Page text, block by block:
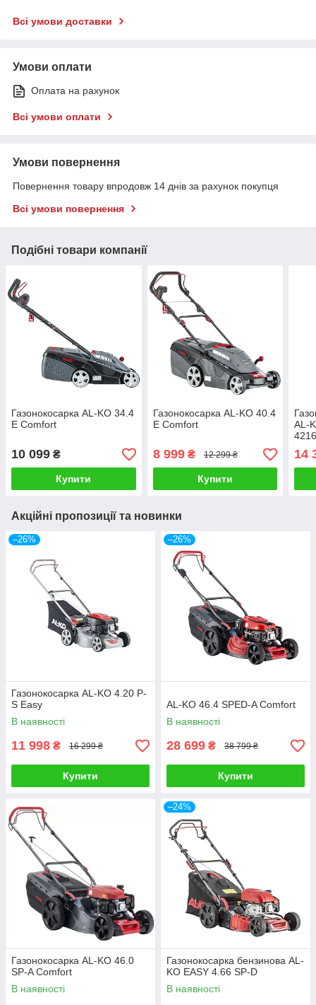
Всі умови доставки
Умови оплати
Оплата на рахунок
Всі умови оплати
Умови повернення
Повернення товару впродовж 14 днів за рахунок покупця
Всі умови повернення
Подібні товари компанії
Газонокосарка AL-KO 34.4
E Comfort
10 099 ₴
Купити
Газонокосарка AL-KO 40.4
E Comfort
8 999₴ 12 299 ₴
Купити
AL-
14
Акційні пропозиції та новинки
–26%
Газонокосарка AL-KO 4.20 P-
S Easy
В наявності
11 998 ₴ 16 299 ₴
Купити
–26%
AL-KO 46.4 SPED-A Comfort
В наявності
28 699 ₴ 38 799 ₴
Купити
Газонокосарка AL-KO 46.0
SP-A Comfort
В наявності
–24%
Газонокосарка бензинова AL-
KO EASY 4.66 SP-D
В наявності